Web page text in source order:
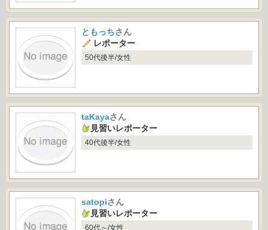
ともっちさん
レポーター
50代後半/女性
taKayaさん
見習いレポーター
40代後半/女性
satopiさん
見習いレポーター
60代～/女性